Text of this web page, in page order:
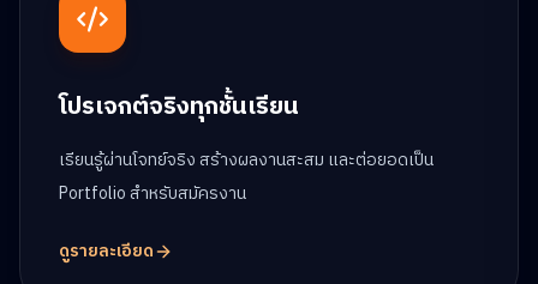
โปรเจกต์จริงทุกชั้นเรียน
เรียนรู้ผ่านโจทย์จริง สร้างผลงานสะสม และต่อยอดเป็น
Portfolio สำหรับสมัครงาน
ดูรายละเอียด